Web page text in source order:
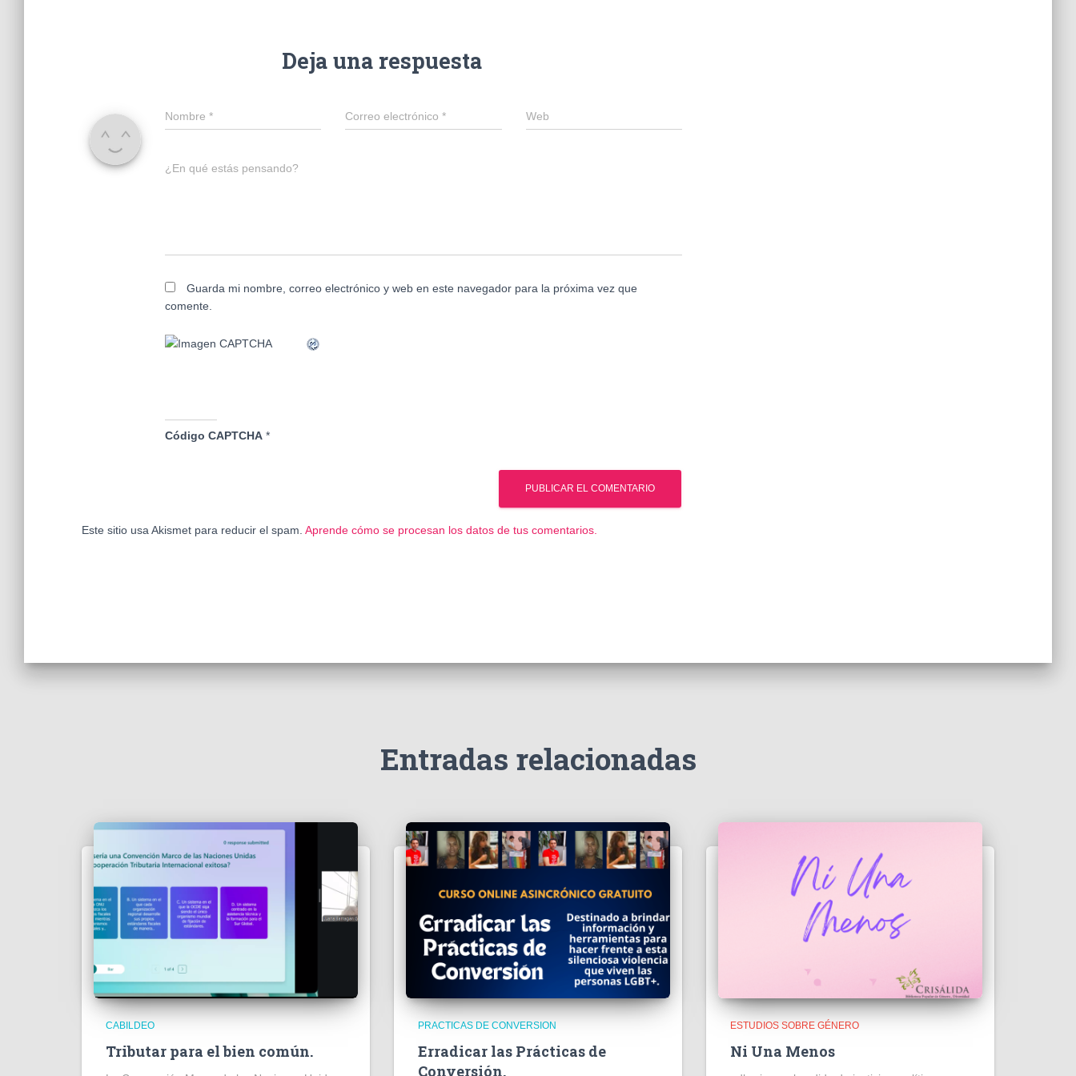
Deja una respuesta
Nombre * Correo electrónico* Web
¿En qué estás pensando?
Guarda mi nombre, correo electrónico y web en este navegador para la próxima vez que
comente.
Código CAPTCHA *
Este sitio usa Akismet para reducir el spam. Aprende cómo se procesan los datos de tus comentarios.
Entradas relacionadas
CABILDEO
Tributar para el bien común.
PRACTICAS DE CONVERSION
Erradicar las Prácticas de
Conversión.
ESTUDIOS SOBRE GÉNERO
Ni Una Menos